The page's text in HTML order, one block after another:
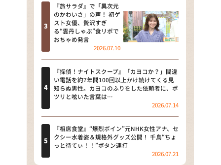
本日はダイアンなり！シーズン２
朝だ！生です旅サラダ
教えて！ニュースライブ 正義の
ミカタ
ＬＩＦＥ～夢のカタチ～
新婚さんいらっしゃい！
ポツンと一軒家
ザキ山小屋本館
『旅サラダ』で「異次元
のかわいさ」の声！ 初ゲ
スト女優、贅沢すぎ
る“雲丹しゃぶ”食リポで
おちゃめ発言
2026.07.10
『探偵！ナイトスクープ』「カヨコか？」間違
い電話を約7年間100回以上かけ続けてくる見
知らぬ男性。カヨコのふりをした依頼者に、ポ
ツリと呟いた言葉は…
2026.07.14
『相席食堂』“爆烈ボイン”元NHK女性アナ、セ
クシー水着姿＆規格外グッズ公開！ 千鳥“ちょ
っと待てぃ！！”ボタン連打
2026.07.21